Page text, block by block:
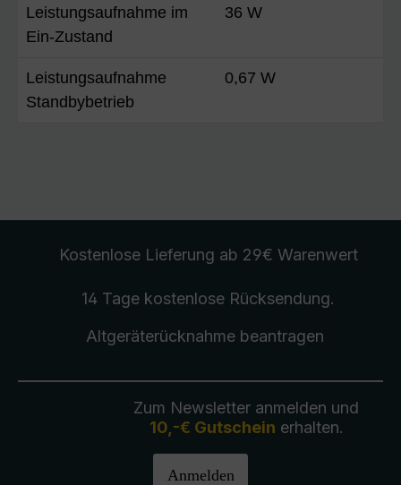
Leistungsaufnahme im
Ein-Zustand
36 W
Leistungsaufnahme
Standbybetrieb
0,67 W
Kostenlose Lieferung ab 29€ Warenwert
14 Tage kostenlose Rücksendung.
Altgeräterücknahmebeantragen
Zum Newsletter anmelden und
10,-€ Gutschein erhalten.
Anmelden